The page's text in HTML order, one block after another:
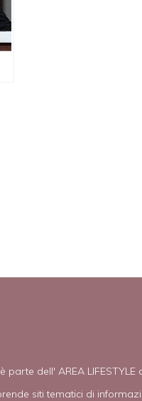
parte dell' AREA
siti tematici di